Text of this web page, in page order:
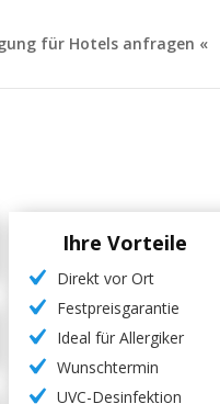
für Hotels anfragen «
Ihre Vorteile
Direkt vor Ort
Festpreisgarantie
Ideal für Allergiker
Wunschtermin
UVC-Desinfektion